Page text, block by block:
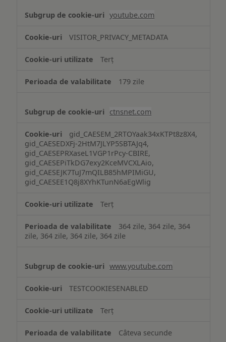
youtube.com
VISITOR_PRIVACY_METADATA
Terț
179 zile
ctnsnet.com
gid_CAESEM_2RTOYaak34xKTPt8z8X4,
gid_CAESEDXFj-2HtM7JLYP5SBTAJq4,
gid_CAESEPRXaseL1VGP1rPcy-CBIRE,
gid_CAESEPiTkDG7exy2KceMVCXLAio,
gid_CAESEJK7TuJ7mQILB85hMPIMiGU,
gid_CAESEE1Q8j8XYhKTunN6aEgWlig
Terț
364 zile, 364 zile, 364
zile, 364 zile, 364 zile, 364 zile
www.youtube.com
TESTCOOKIESENABLED
Terț
Câteva secunde